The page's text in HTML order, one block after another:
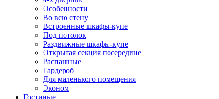
Особенности
Во всю стену
Встроенные шкафы-купе
Под потолок
Раздвижные шкафы-купе
Открытая секция посередине
Распашные
Гардероб
Для маленького помещения
Эконом
Гостиные